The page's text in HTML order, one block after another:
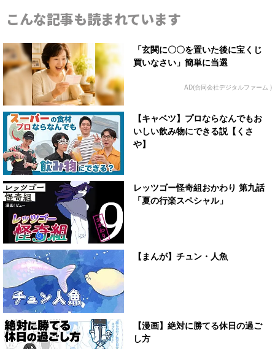
こんな記事も読まれています
「玄関に〇〇を置いた後に宝くじ
買いなさい」簡単に当選
AD(合同会社デジタルファーム )
【キャベツ】プロならなんでもお
いしい飲み物にできる説【くさ
や】
レッツゴー怪奇組おかわり 第九話
「夏の行楽スペシャル」
【まんが】チュン・人魚
【漫画】絶対に勝てる休日の過ご
し方